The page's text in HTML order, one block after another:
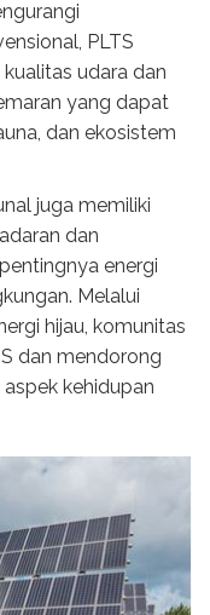
PLTS
udara dan
yang dapat
dan ekosistem
juga memiliki
dan
energi
Melalui
hijau, komunitas
dan mendorong
kehidupan